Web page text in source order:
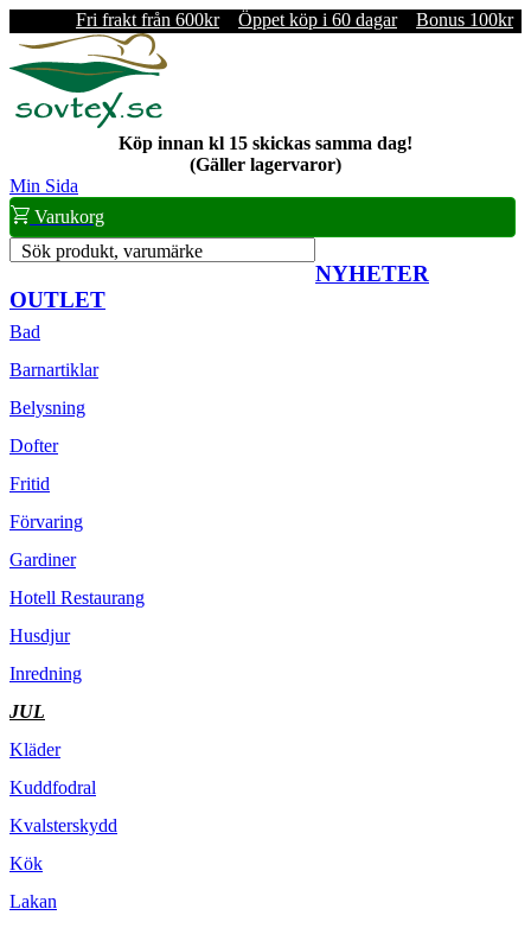
Fri frakt från 600kr Öppet köp i 60 dagar Bonus 100kr
Köp innan kl 15 skickas samma dag!
(Gäller lagervaror)
Min Sida
Varukorg
Sök produkt, varumärke
NYHETER
OUTLET
Bad
Barnartiklar
Belysning
Dofter
Fritid
Förvaring
Gardiner
Hotell Restaurang
Husdjur
Inredning
JUL
Kläder
Kuddfodral
Kvalsterskydd
Kök
Lakan